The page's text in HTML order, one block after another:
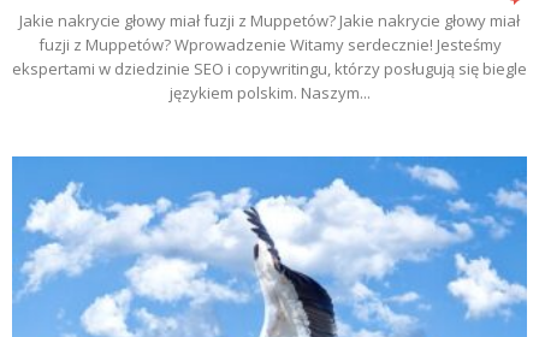
Jakie nakrycie głowy miał fuzji z Muppetów? Jakie nakrycie głowy miał
fuzji z Muppetów? Wprowadzenie Witamy serdecznie! Jesteśmy
ekspertami w dziedzinie SEO i copywritingu, którzy posługują się biegle
językiem polskim. Naszym...